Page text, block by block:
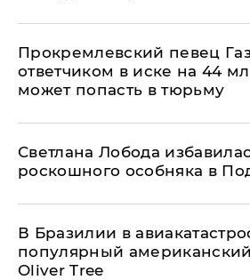
Прокремлевский певец
ответчиком в иске на 44
может попасть в тюрьму
Светлана Лобода
роскошного особняка в
В Бразилии в
популярный
Oliver Tree